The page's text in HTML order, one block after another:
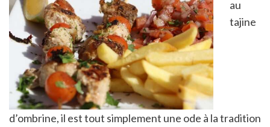
au
tajine
d’ombrine, il est tout simplement une ode à la tradition